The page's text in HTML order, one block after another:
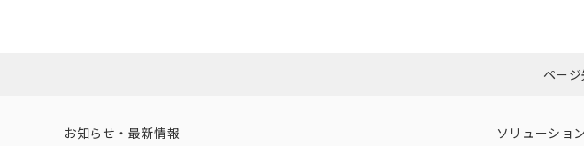
ダウンロードはこちら
（イギリス
（ノルウェー
（日本
ペー
お知らせ・最新情報 ソリューション